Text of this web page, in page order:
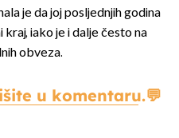
je da joj posljednjih godina
iako je i dalje često na
obveza.
u komentaru.